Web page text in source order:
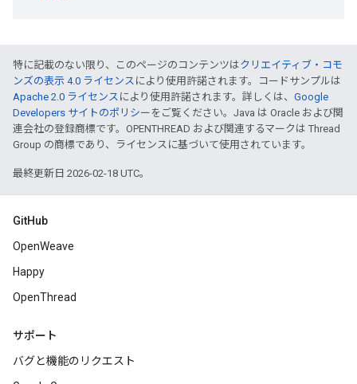
特に記載のない限り、このページのコンテンツはクリエイティブ・コモ
ンズの表示 4.0 ライセンス により使用許諾されます。コードサンプルは
Apache 2.0 ライセンス により使用許諾されます。詳しくは、 Google
Developers サイトのポリシー をご覧ください。Java は Oracle および関
連会社の登録商標です。OPENTHREAD および関連するマークは Thread
Group の商標であり、ライセンスに基づいて使用されています。
最終更新日 2026-02-18 UTC。
GitHub
OpenWeave
Happy
OpenThread
サポート
バグと機能のリクエスト